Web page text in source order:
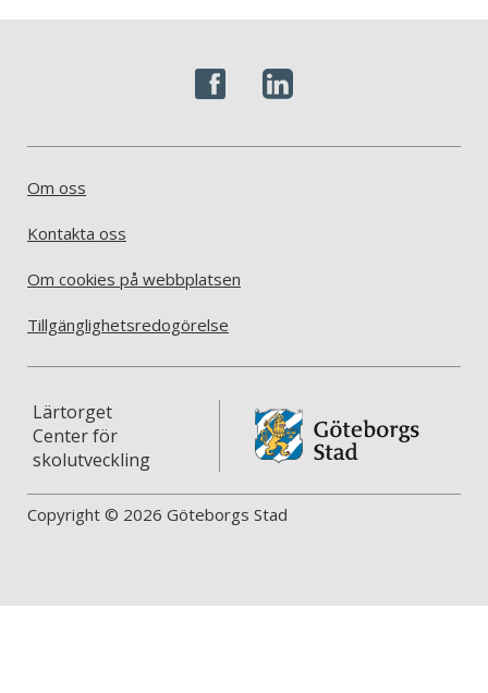
Om oss
Kontakta oss
Om cookies på webbplatsen
Tillgänglighetsredogörelse
Lärtorget
Center för
skolutveckling
Copyright © 2026 Göteborgs Stad